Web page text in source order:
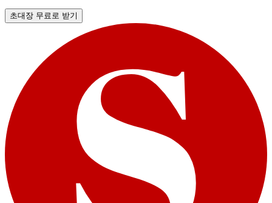
초대장 무료로 받기